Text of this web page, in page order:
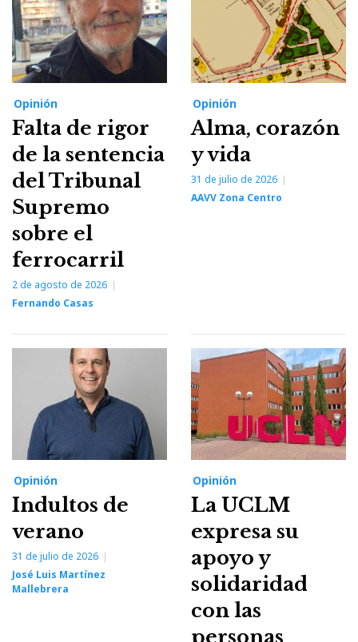
Opinión
Falta de rigor
de la sentencia
del Tribunal
Supremo
sobre el
ferrocarril
2 de agosto de 2026
Fernando Casas
Opinión
Alma, corazón
y vida
31 de julio de 2026
AAVV Zona Centro
Opinión
Indultos de
verano
31 de julio de 2026
José Luis Martínez
Mallebrera
Opinión
La UCLM
expresa su
apoyo y
solidaridad
con las
personas